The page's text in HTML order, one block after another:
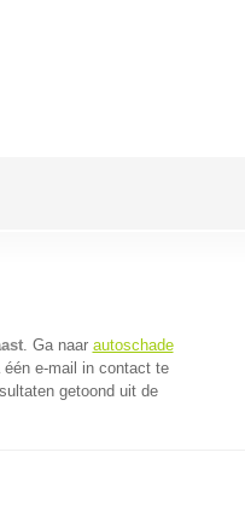
. Ga naar autoschade
e-mail in contact te
getoond uit de